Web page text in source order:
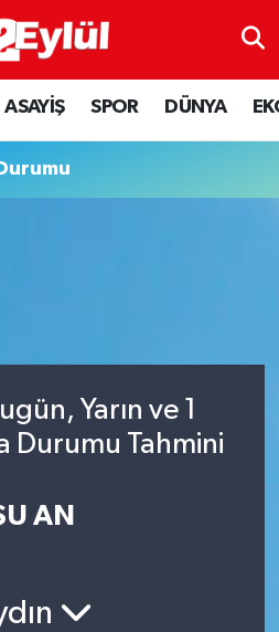
ASAYİŞ SPOR DÜNYA
Yarın ve 1
Durumu Tahmini
AN